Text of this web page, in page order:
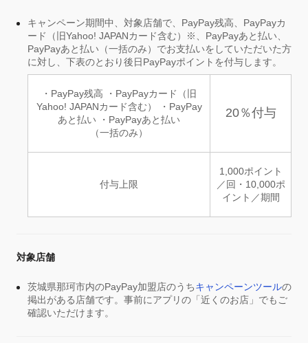
キャンペーン期間中、対象店舗で、PayPay残高、PayPayカ
ード（旧Yahoo! JAPANカード含む）※、PayPayあと払い、
PayPayあと払い（一括のみ）でお支払いをしていただいた方
に対し、下表のとおり後日PayPayポイントを付与します。
・PayPay残高 ・PayPayカード（旧
Yahoo! JAPANカード含む） ・PayPay
あと払い ・PayPayあと払い
（一括のみ）
20％付与
付与上限
1,000ポイント
／回・10,000ポ
イント／期間
対象店舗
茨城県那珂市内のPayPay加盟店のうちキャンペーンツールの
掲出がある店舗です。事前にアプリの「近くのお店」でもご
確認いただけます。